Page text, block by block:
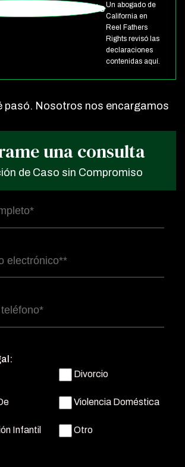
Un abogado de
California en
Reel Fathers
Rights revisó las
declaraciones
contenidas aquí.
pasó. Nosotros nos encargamos
una consulta
de Caso sin Compromiso
Divorcio
Violencia Doméstica
Infantil Otro